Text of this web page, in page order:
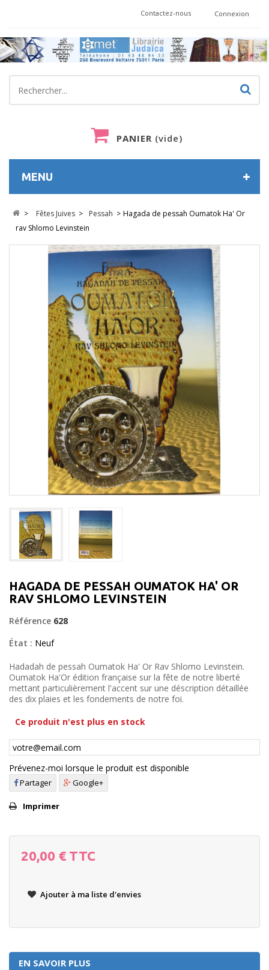
Connexion
Contactez-nous
PANIER (vide)
MENU
> Fêtes Juives > Pessah > Hagada de pessah Oumatok Ha' Or
rav Shlomo Levinstein
HAGADA DE PESSAH OUMATOK HA' OR
RAV SHLOMO LEVINSTEIN
Référence 628
État : Neuf
Hadadah de pessah Oumatok Ha' Or Rav Shlomo Levinstein.
Oumatok Ha'Or édition française sur la fête de notre liberté
mettant particulièrement l'accent sur une déscription détaillée
des dix plaies et les fondements de notre foi.
Ce produit n'est plus en stock
Prévenez-moi lorsque le produit est disponible
Partager Google+
Imprimer
20,00 € TTC
Ajouter à ma liste d'envies
EN SAVOIR PLUS